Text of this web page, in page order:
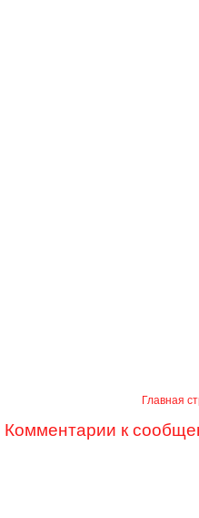
Главная
Комментарии к